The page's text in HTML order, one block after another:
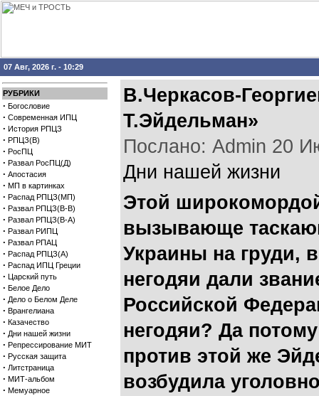
07 Авг, 2026 г. - 10:29
РУБРИКИ
· Богословие
· Современная ИПЦ
· История РПЦЗ
· РПЦЗ(В)
· РосПЦ
· Развал РосПЦ(Д)
· Апостасия
· МП в картинках
· Распад РПЦЗ(МП)
· Развал РПЦЗ(В-В)
· Развал РПЦЗ(В-А)
· Развал РИПЦ
· Развал РПАЦ
· Распад РПЦЗ(А)
· Распад ИПЦ Греции
· Царский путь
· Белое Дело
· Дело о Белом Деле
· Врангелиана
· Казачество
· Дни нашей жизни
· Репрессирование МИТ
· Русская защита
· Литстраница
· МИТ-альбом
· Мемуарное
В.Черкасов-
Т.Эйдельман»
Послано: Admin 20
Дни нашей жизни
Этой
вызывающе
Украины на груди,
негодяи дали
Российской
негодяи? Да
против этой же
возбудила